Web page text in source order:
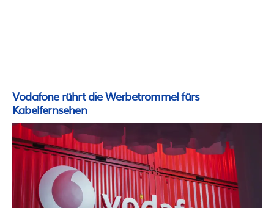
Vodafone rührt die Werbetrommel fürs
Kabelfernsehen